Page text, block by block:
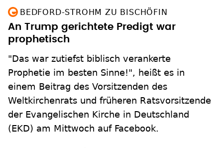
BEDFORD-STROHM ZU BISCHÖFIN
An Trump gerichtete Predigt war
prophetisch
"Das war zutiefst biblisch verankerte
Prophetie im besten Sinne!", heißt es in
einem Beitrag des Vorsitzenden des
Weltkirchenrats und früheren Ratsvorsitzende
der Evangelischen Kirche in Deutschland
(EKD) am Mittwoch auf Facebook.